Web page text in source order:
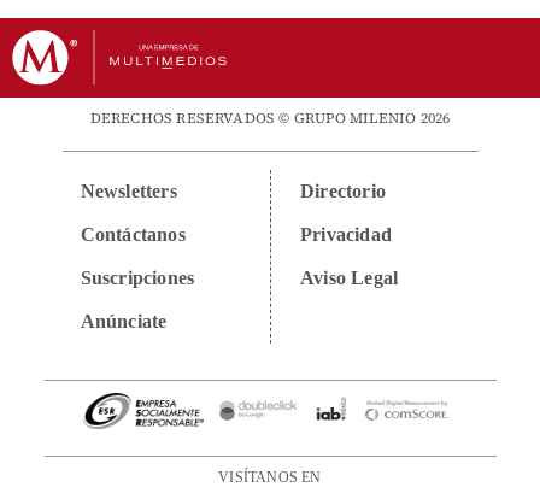
DERECHOS RESERVADOS © GRUPO MILENIO 2026
Newsletters
Contáctanos
Suscripciones
Anúnciate
Directorio
Privacidad
Aviso Legal
VISÍTANOS EN